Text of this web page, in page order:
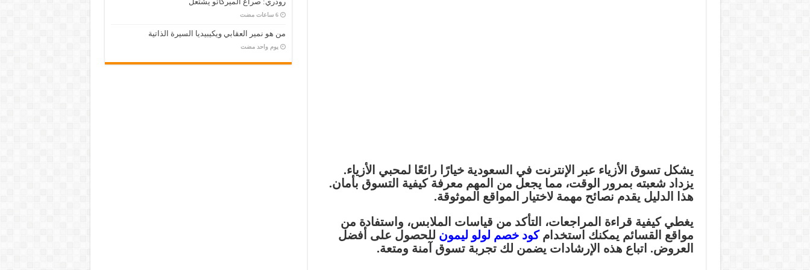
يشكلتسوق الأزياء عبر الإنترنت في السعودية خيارًا رائعًا لمحبي الأزياء.
يزداد شعبته بمرور الوقت، مما يجعل من المهم معرفة كيفية التسوق بأمان.
هذا الدليل يقدم نصائح مهمة لاختيار المواقع الموثوقة.
يغطي كيفية قراءة المراجعات، التأكد من قياسات الملابس، واستفادة من
مواقع القسائم يمكنك استخدامكود خصم لولو ليمون للحصول على أفضل
العروض. اتباع هذه الإرشادات يضمن لك تجربة تسوق آمنة ومتعة.
‏6 ساعات مضت
من هو نمير العقابي ويكيبيديا السيرة الذاتية
‏يوم واحد مضت